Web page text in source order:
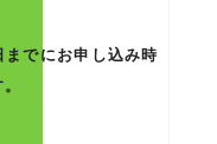
でにお申し込み時